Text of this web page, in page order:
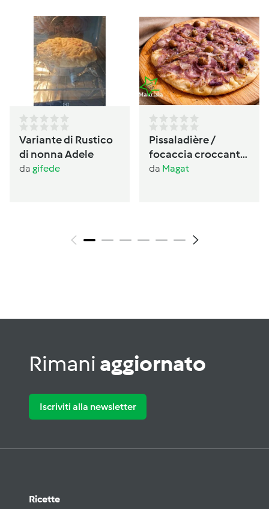
Variante di Rustico
di nonna Adele
da gifede
Pissaladière /
focaccia croccante
provenzale alle
da Magat
Rimani aggiornato
Iscriviti alla newsletter
Ricette